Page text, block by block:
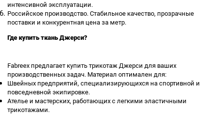
интенсивной эксплуатации.
Российское производство. Стабильное качество, прозрачные
поставки и конкурентная цена за метр.
Где купить ткань Джерси?
Fabreex предлагает купить трикотаж Джерси для ваших
производственных задач. Материал оптимален для:
Швейных предприятий, специализирующихся на спортивной и
повседневной экипировке.
Ателье и мастерских, работающих с легкими эластичными
трикотажами.